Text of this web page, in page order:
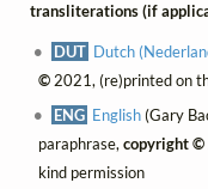
transliterations (if
DUT Dutch
©2021, (re)printed on
ENG English(Gary
paraphrase, copyright ©
kind permission